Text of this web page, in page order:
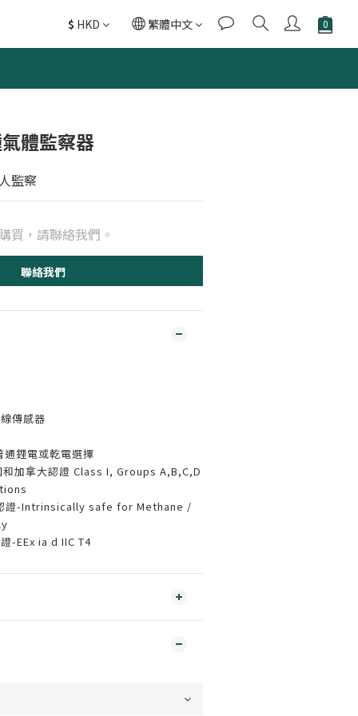
$ HKD 繁體中文
體監察器
監察
買，請聯絡我們。
聯絡我們
傳感器
鋰電或乾電選擇
和加拿大認證 Class I, Groups A,B,C,D
證-Intrinsically safe for Methane /
-EEx ia d IIC T4